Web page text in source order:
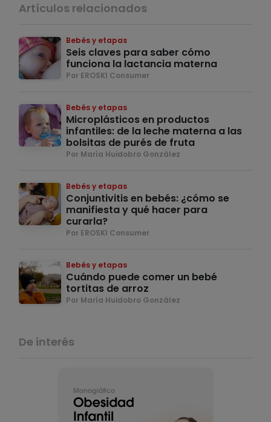
Artículos relacionados
Bebés y etapas
Seis claves para saber cómo
funciona la lactancia materna
Por EROSKI Consumer
Bebés y etapas
Microplásticos en productos
infantiles: de la leche materna a las
bolsitas de purés de fruta
Por María Huidobro González
Bebés y etapas
Conjuntivitis en bebés: ¿cómo se
manifiesta y qué hacer para
curarla?
Por EROSKI Consumer
Bebés y etapas
Cuándo puede comer un bebé
tortitas de arroz
Por María Huidobro González
De interés